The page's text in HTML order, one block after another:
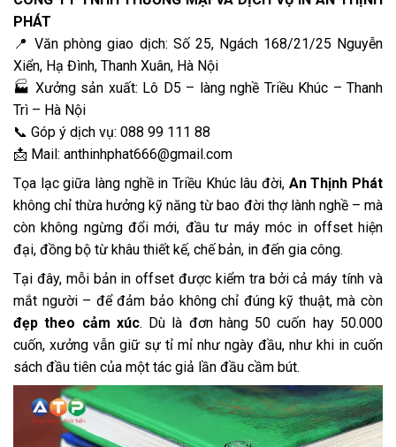
PHÁT
📍 Văn phòng giao dịch: Số 25, Ngách 168/21/25 Nguyễn
Xiển, Hạ Đình, Thanh Xuân, Hà Nội
🏭 Xưởng sản xuất: Lô D5 – làng nghề Triều Khúc – Thanh
Trì – Hà Nội
📞 Góp ý dịch vụ: 088 99 111 88
📩 Mail: anthinhphat666@gmail.com
Tọa lạc giữa làng nghề in Triều Khúc lâu đời, An Thịnh Phát
không chỉ thừa hưởng kỹ năng từ bao đời thợ lành nghề – mà
còn không ngừng đổi mới, đầu tư máy móc in offset hiện
đại, đồng bộ từ khâu thiết kế, chế bản, in đến gia công.
Tại đây, mỗi bản in offset được kiểm tra bởi cả máy tính và
mắt người – để đảm bảo không chỉ đúng kỹ thuật, mà còn
đẹp theo cảm xúc. Dù là đơn hàng 50 cuốn hay 50.000
cuốn, xưởng vẫn giữ sự tỉ mỉ như ngày đầu, như khi in cuốn
sách đầu tiên của một tác giả lần đầu cầm bút.